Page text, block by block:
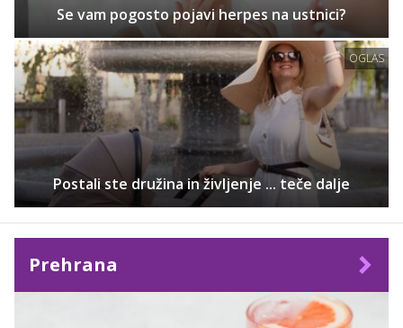
Se vam pogosto pojavi herpes na ustnici?
OGLAS
Postali ste družina in življenje ... teče dalje
Prehrana